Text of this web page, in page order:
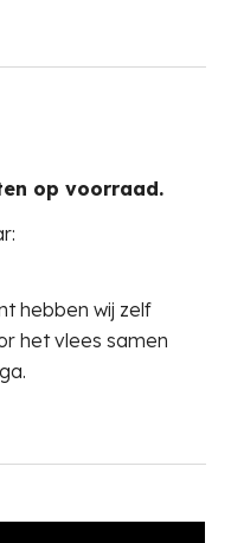
op voorraad.
hebben wij zelf
het vlees samen
.